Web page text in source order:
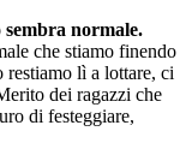
sembra normale.
che stiamo finendo
restiamo lì a lottare, ci
dei ragazzi che
di festeggiare,